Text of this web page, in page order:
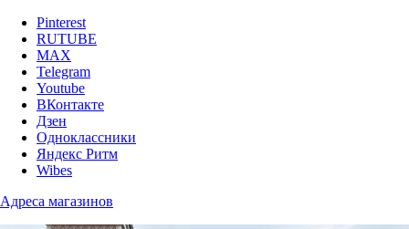
Pinterest
RUTUBE
MAX
Telegram
Youtube
ВКонтакте
Дзен
Одноклассники
Яндекс Ритм
Wibes
Адреса магазинов